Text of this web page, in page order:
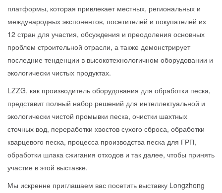
платформы, которая привлекает местных, региональных и
международных экспонентов, посетителей и покупателей из
12 стран для участия, обсуждения и преодоления основных
проблем строительной отрасли, а также демонстрирует
последние тенденции в высокотехнологичном оборудовании и
экологически чистых продуктах.
LZZG, как производитель оборудования для обработки песка,
представит полный набор решений для интеллектуальной и
экологически чистой промывки песка, очистки шахтных
сточных вод, переработки хвостов сухого сброса, обработки
кварцевого песка, процесса производства песка для ГРП,
обработки шлака сжигания отходов и так далее, чтобы принять
участие в этой выставке.
Мы искренне приглашаем вас посетить выставку Longzhong